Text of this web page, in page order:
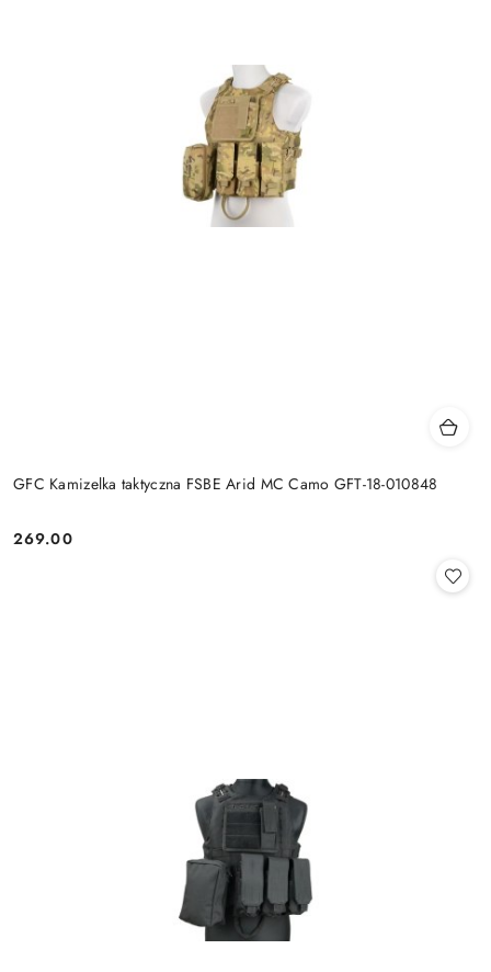
GFC Kamizelka taktyczna FSBE Arid MC Camo GFT-18-010848
Cena:
269.00